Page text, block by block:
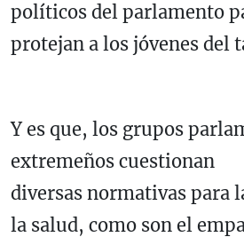
políticos del parlamento
protejan a los jóvenes del
Y es que, los grupos
extremeños cuestionan
diversas normativas para
la salud, como son el